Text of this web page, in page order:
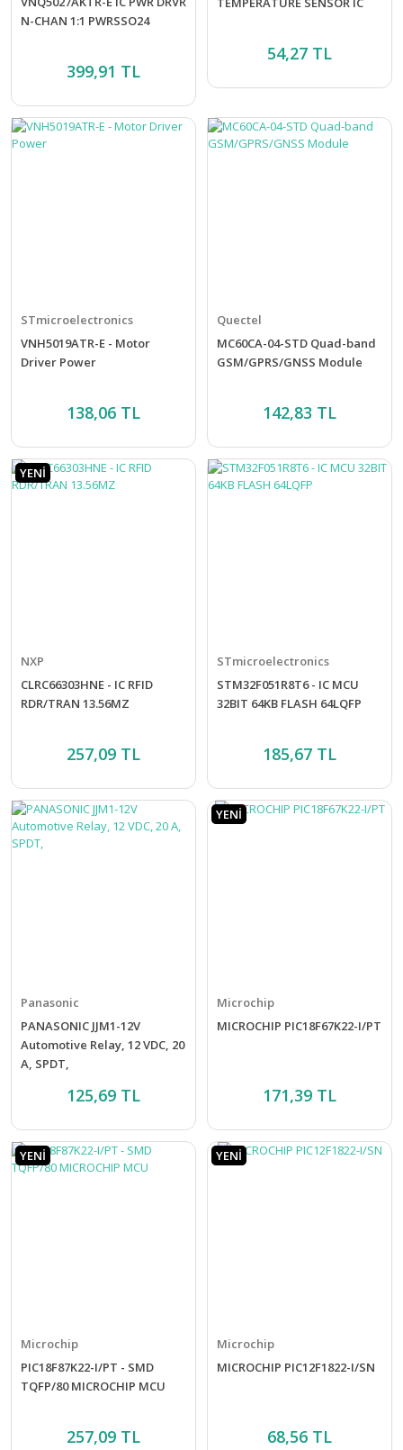
N-CHAN 1:1 PWRSSO24
399,91 TL
54,27 TL
STmicroelectronics
VNH5019ATR-E - Motor
Driver Power
138,06 TL
Quectel
MC60CA-04-STD Quad-band
GSM/GPRS/GNSS Module
142,83 TL
YENİ
NXP
CLRC66303HNE - IC RFID
RDR/TRAN 13.56MZ
257,09 TL
STmicroelectronics
STM32F051R8T6 - IC MCU
32BIT 64KB FLASH 64LQFP
185,67 TL
Panasonic
PANASONIC JJM1-12V
Automotive Relay, 12 VDC, 20
A, SPDT,
125,69 TL
YENİ
Microchip
MICROCHIP PIC18F67K22-I/PT
171,39 TL
YENİ
Microchip
PIC18F87K22-I/PT - SMD
TQFP/80 MICROCHIP MCU
257,09 TL
YENİ
Microchip
MICROCHIP PIC12F1822-I/SN
68,56 TL